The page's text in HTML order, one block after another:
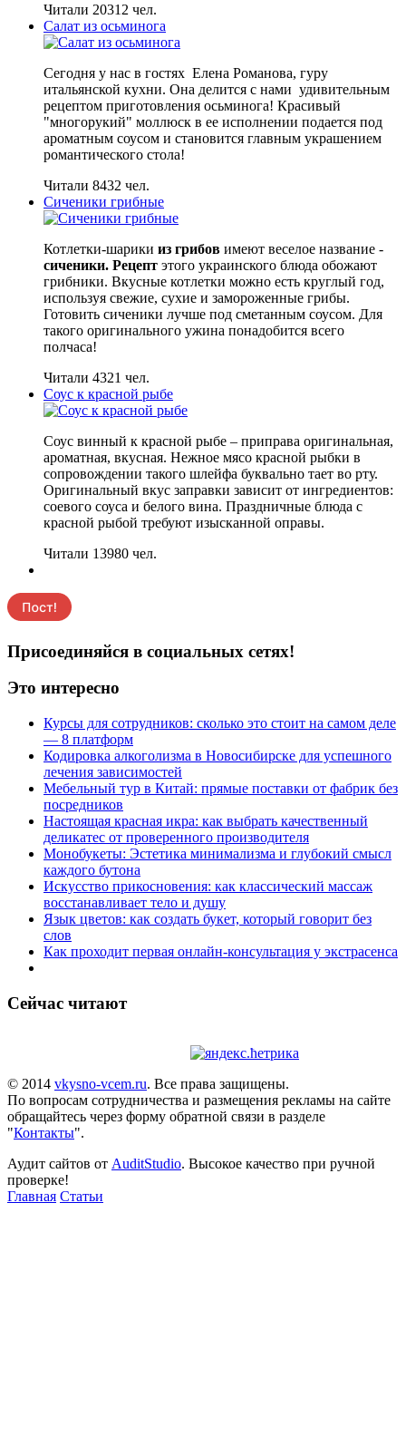
Читали 20312 чел.
Салат из осьминога
Сегодня у нас в гостях Елена Романова, гуру
итальянской кухни. Она делится с нами удивительным
рецептом приготовления осьминога! Красивый
"многорукий" моллюск в ее исполнении подается под
ароматным соусом и становится главным украшением
романтического стола!
Читали 8432 чел.
Сиченики грибные
Котлетки-шарики из грибов имеют веселое название -
сиченики. Рецепт этого украинского блюда обожают
грибники. Вкусные котлетки можно есть круглый год,
используя свежие, сухие и замороженные грибы.
Готовить сиченики лучше под сметанным соусом. Для
такого оригинального ужина понадобится всего
полчаса!
Читали 4321 чел.
Соус к красной рыбе
Соус винный к красной рыбе – приправа оригинальная,
ароматная, вкусная. Нежное мясо красной рыбки в
сопровождении такого шлейфа буквально тает во рту.
Оригинальный вкус заправки зависит от ингредиентов:
соевого соуса и белого вина. Праздничные блюда с
красной рыбой требуют изысканной оправы.
Читали 13980 чел.
Присоединяйся в социальных сетях!
Это интересно
Курсы для сотрудников: сколько это стоит на самом деле
— 8 платформ
Кодировка алкоголизма в Новосибирске для успешного
лечения зависимостей
Мебельный тур в Китай: прямые поставки от фабрик без
посредников
Настоящая красная икра: как выбрать качественный
деликатес от проверенного производителя
Монобукеты: Эстетика минимализма и глубокий смысл
каждого бутона
Искусство прикосновения: как классический массаж
восстанавливает тело и душу
Язык цветов: как создать букет, который говорит без
слов
Как проходит первая онлайн-консультация у экстрасенса
Сейчас читают
© 2014 vkysno-vcem.ru. Все права защищены.
По вопросам сотрудничества и размещения рекламы на сайте
обращайтесь через форму обратной связи в разделе
"Контакты".
Аудит сайтов от AuditStudio. Высокое качество при ручной
проверке!
Главная Статьи